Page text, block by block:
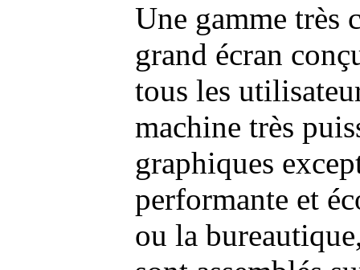
Une gamme très
grand écran
tous les
machine très
graphiques
performante et
ou la